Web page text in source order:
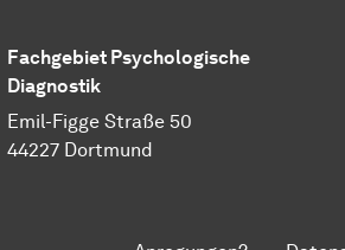
Fachgebiet Psychologische
Diagnostik
Emil-Figge Straße 50
44227 Dortmund